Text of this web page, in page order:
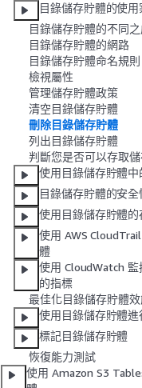
目錄儲存貯體的使用
目錄儲存貯體的不同
目錄儲存貯體的網路
目錄儲存貯體命名規則
檢視屬性
管理儲存貯體政策
清空目錄儲存貯體
刪除目錄儲存貯體
列出目錄儲存貯體
判斷您是否可以存取
使用目錄儲存貯體中
目錄儲存貯體的安全
使用目錄儲存貯體的
使用 AWS
體
使用 CloudWatch
的指標
最佳化目錄儲存貯體效
使用目錄儲存貯體進
標記目錄儲存貯體
恢復能力測試
使用 Amazon S3